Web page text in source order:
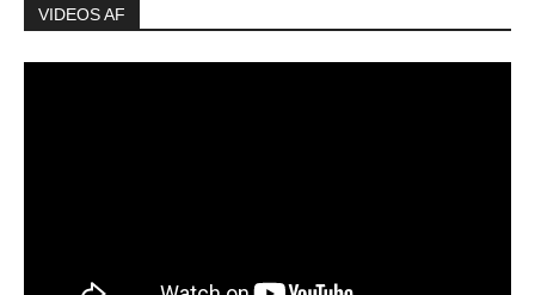
VIDEOS AF